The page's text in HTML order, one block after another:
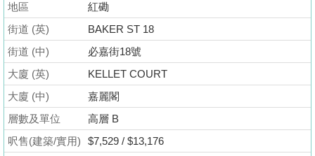
佈
置
業
手
冊
關
於
地區
紅磡
街道 (英)
BAKER ST 18
街道 (中)
必嘉街18號
大廈 (英)
KELLET COURT
大廈 (中)
嘉麗閣
層數及單位
高層 B
呎售(建築/實用)
$7,529 / $13,176